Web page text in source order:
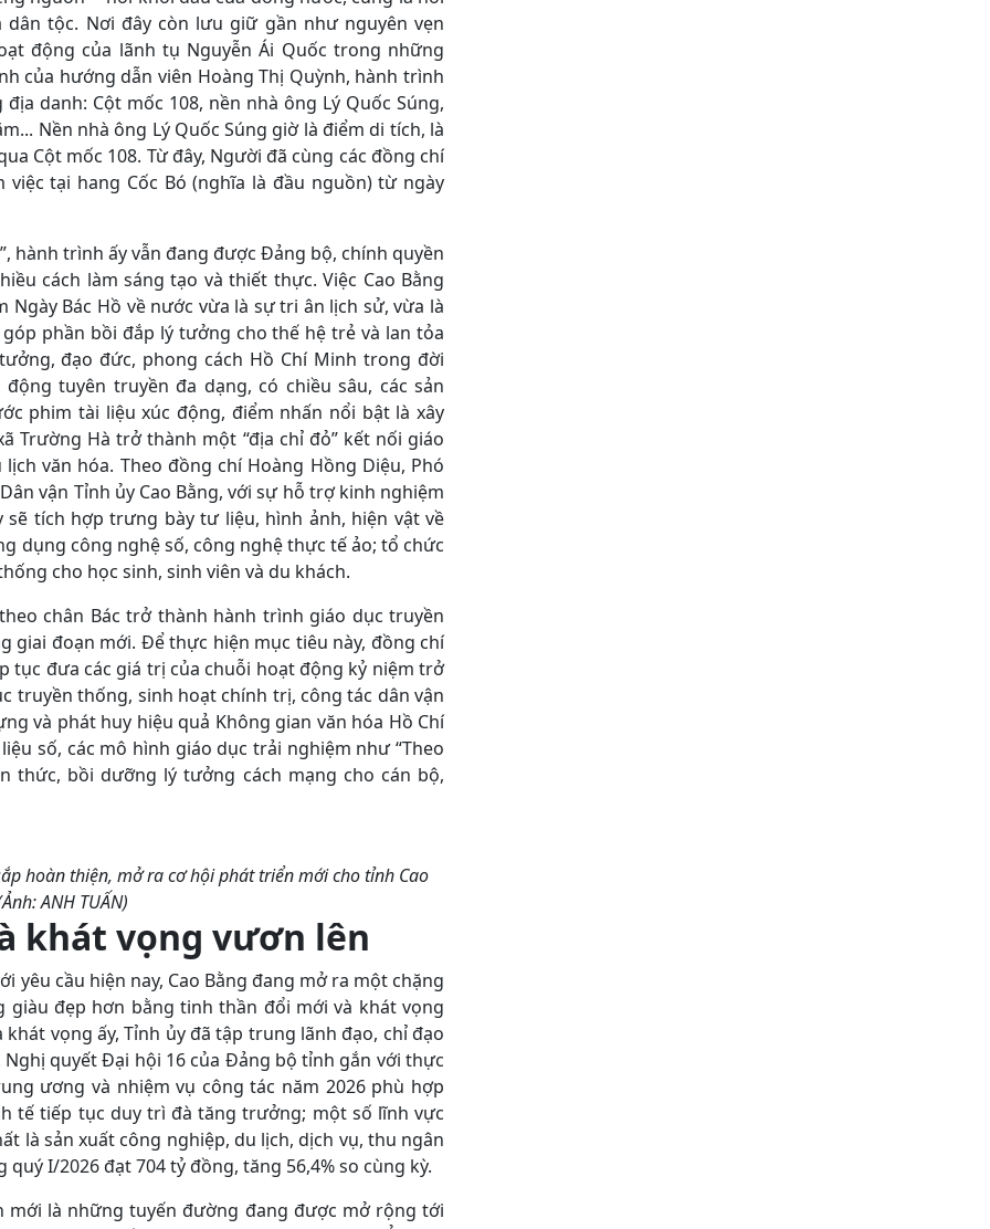
tộc. Nơi đây còn lưu giữ gần như nguyên vẹn
động của lãnh tụ Nguyễn Ái Quốc trong những
của hướng dẫn viên Hoàng Thị Quỳnh, hành trình
danh: Cột mốc 108, nền nhà ông Lý Quốc Súng,
Nền nhà ông Lý Quốc Súng giờ là điểm di tích, là
Cột mốc 108. Từ đây, Người đã cùng các đồng chí
tại hang Cốc Bó (nghĩa là đầu nguồn) từ ngày
hành trình ấy vẫn đang được Đảng bộ, chính quyền
cách làm sáng tạo và thiết thực. Việc Cao Bằng
Bác Hồ về nước vừa là sự tri ân lịch sử, vừa là
phần bồi đắp lý tưởng cho thế hệ trẻ và lan tỏa
đạo đức, phong cách Hồ Chí Minh trong đời
tuyên truyền đa dạng, có chiều sâu, các sản
phim tài liệu xúc động, điểm nhấn nổi bật là xây
Trường Hà trở thành một “địa chỉ đỏ” kết nối giáo
văn hóa. Theo đồng chí Hoàng Hồng Diệu, Phó
vận Tỉnh ủy Cao Bằng, với sự hỗ trợ kinh nghiệm
tích hợp trưng bày tư liệu, hình ảnh, hiện vật về
dụng công nghệ số, công nghệ thực tế ảo; tổ chức
cho học sinh, sinh viên và du khách.
chân Bác trở thành hành trình giáo dục truyền
giai đoạn mới. Để thực hiện mục tiêu này, đồng chí
tục đưa các giá trị của chuỗi hoạt động kỷ niệm trở
truyền thống, sinh hoạt chính trị, công tác dân vận
và phát huy hiệu quả Không gian văn hóa Hồ Chí
số, các mô hình giáo dục trải nghiệm như “Theo
thức, bồi dưỡng lý tưởng cách mạng cho cán bộ,
hoàn thiện, mở ra cơ hội phát triển mới cho tỉnh Cao
ANH TUẤN)
khát vọng vươn lên
yêu cầu hiện nay, Cao Bằng đang mở ra một chặng
đẹp hơn bằng tinh thần đổi mới và khát vọng
vọng ấy, Tỉnh ủy đã tập trung lãnh đạo, chỉ đạo
quyết Đại hội 16 của Đảng bộ tỉnh gắn với thực
ương và nhiệm vụ công tác năm 2026 phù hợp
tế tiếp tục duy trì đà tăng trưởng; một số lĩnh vực
là sản xuất công nghiệp, du lịch, dịch vụ, thu ngân
I/2026 đạt 704 tỷ đồng, tăng 56,4% so cùng kỳ.
là những tuyến đường đang được mở rộng tới